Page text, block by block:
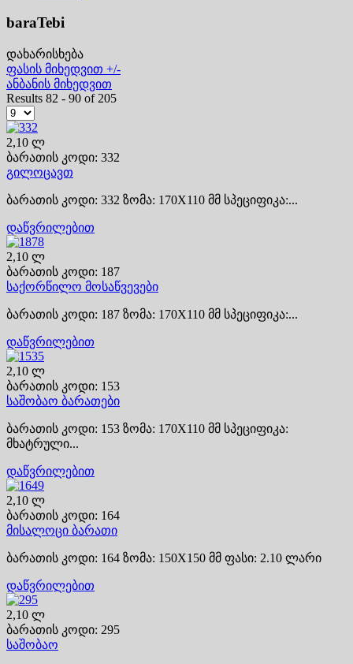
baraTebi
დახარისხება
ფასის მიხედვით +/-
ანბანის მიხედვით
Results 82 - 90 of 205
2,10 ლ
ბარათის კოდი: 332
გილოცავთ
ბარათის კოდი: 332 ზომა: 170X110 მმ სპეციფიკა:...
დაწვრილებით
2,10 ლ
ბარათის კოდი: 187
საქორწილო მოსაწვევები
ბარათის კოდი: 187 ზომა: 170X110 მმ სპეციფიკა:...
დაწვრილებით
2,10 ლ
ბარათის კოდი: 153
საშობაო ბარათები
ბარათის კოდი: 153 ზომა: 170X110 მმ სპეციფიკა:
მხატრული...
დაწვრილებით
2,10 ლ
ბარათის კოდი: 164
მისალოცი ბარათი
ბარათის კოდი: 164 ზომა: 150X150 მმ ფასი: 2.10 ლარი
დაწვრილებით
2,10 ლ
ბარათის კოდი: 295
საშობაო